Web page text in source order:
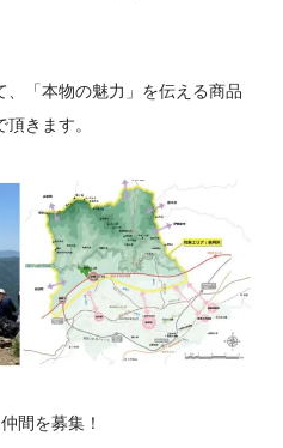
、「本物の魅力」を伝える商品
きます。
間を募集！